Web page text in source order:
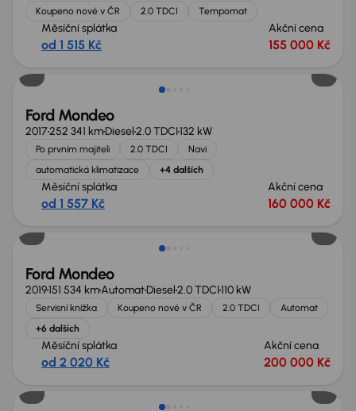
Koupeno nové v ČR 2.0 TDCI Tempomat
Měsíční splátka
od 1 515 Kč
Akční cena
155 000 Kč
Ford Mondeo
2017252 341 kmDiesel2.0 TDCI132 kW
Po prvním majiteli 2.0 TDCI
Navi
automatická klimatizace
+4 dalších
Měsíční splátka
od 1 557 Kč
Akční cena
160 000 Kč
Zlevněno o 50 000 Kč
Ford Mondeo
2019151 534 kmAutomatDiesel2.0 TDCI110 kW
Servisní knížka Koupeno nové v ČR 2.0 TDCI
Automat
+6 dalších
Měsíční splátka
od 2 020 Kč
Akční cena
200 000 Kč
Zlevněno o 20 000 Kč